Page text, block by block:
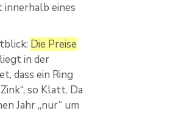
eines
Die Preise
in der
dass ein Ring
so Klatt. Da
Jahr „nur“ um